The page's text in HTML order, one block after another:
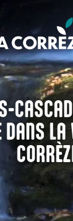
LA